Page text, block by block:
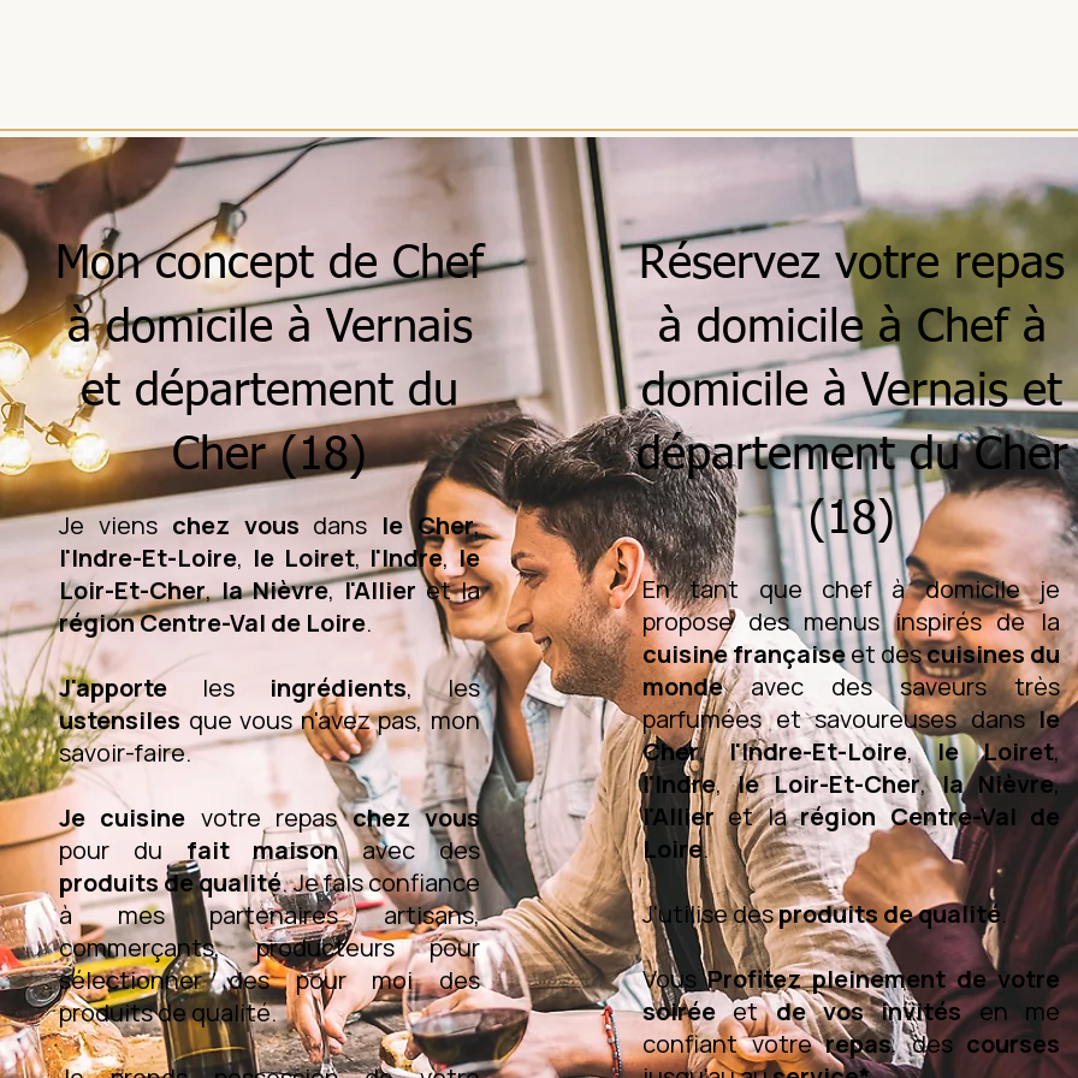
Mon concept de Chef
à domicile à Vernais
et département du
Cher (18)
Je viens chez vous dans le Cher,
l'Indre-Et-Loire, le Loiret, l'Indre,le
Loir-Et-Cher,la Nièvre,l'Allieret la
région Centre-Val de Loire.
J'apporte les ingrédients, les
ustensiles que vous n'avez pas, mon
savoir-faire.
Je cuisine votre repaschez vous
pour du fait maisonavec des
produits de qualité. Je fais confiance
à mes partenaires artisans,
commerçants, producteurs pour
sélectionner des pour moi des
produits de qualité.
Réservez votre repas
à domicile à Chef à
domicile à Vernais et
département du Cher
(18)
En tant que chef à domicile je
propose des menus inspirés de la
cuisine françaiseet descuisines du
mondeavec des saveurs très
parfumées et savoureuses dansle
Cher,l'Indre-Et-Loire,le Loiret,
l'Indre,le Loir-Et-Cher,la Nièvre,
l'Allieret larégion Centre-Val de
Loire.
J'utilise desproduits de qualité.
VousProfitez pleinement de votre
soiréeetde vos invitésen me
confiant votrerepas, descourses